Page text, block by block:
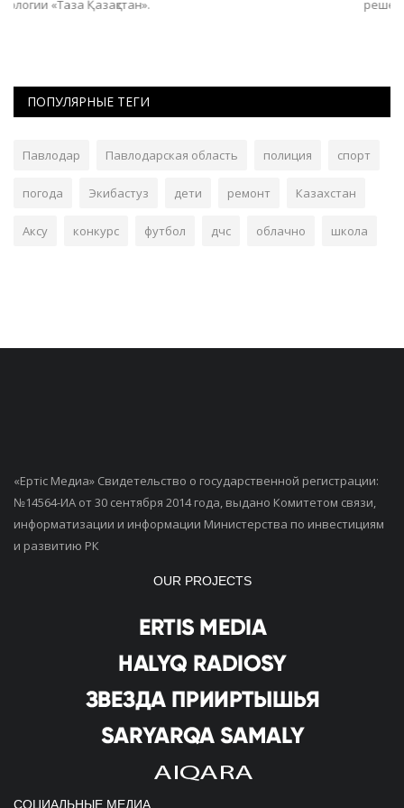
решениями.
ПОПУЛЯРНЫЕ ТЕГИ
Павлодар Павлодарская область полиция спорт
погода Экибастуз дети ремонт Казахстан
Аксу конкурс футбол дчс облачно школа
«Ертiс Медиа» Свидетельство о государственной регистрации:
№14564-ИА от 30 сентября 2014 года, выдано Комитетом связи,
информатизации и информации Министерства по инвестициям
и развитию РК
OUR PROJECTS
СОЦИАЛЬНЫЕ МЕДИА